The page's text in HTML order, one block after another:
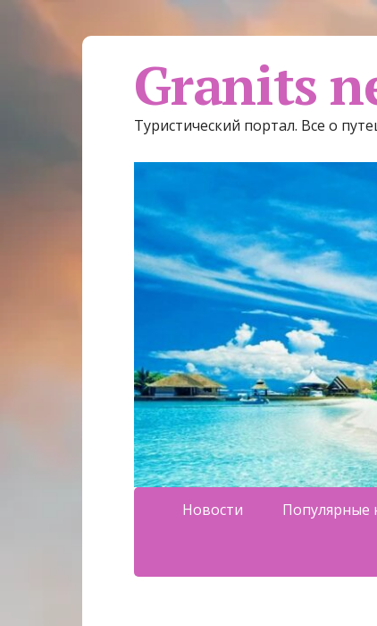
Granits
Туристический портал. Все о
Новости Популярные